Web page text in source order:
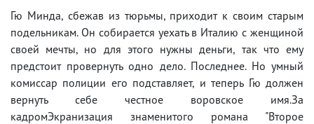
Гю Минда, сбежав из тюрьмы, приходит к своим старым
подельникам. Он собирается уехать в Италию с женщиной
своей мечты, но для этого нужны деньги, так что ему
предстоит провернуть одно дело. Последнее. Но умный
комиссар полиции его подставляет, и теперь Гю должен
вернуть себе честное воровское имя.За
кадромЭкранизация знаменитого романа "Второе